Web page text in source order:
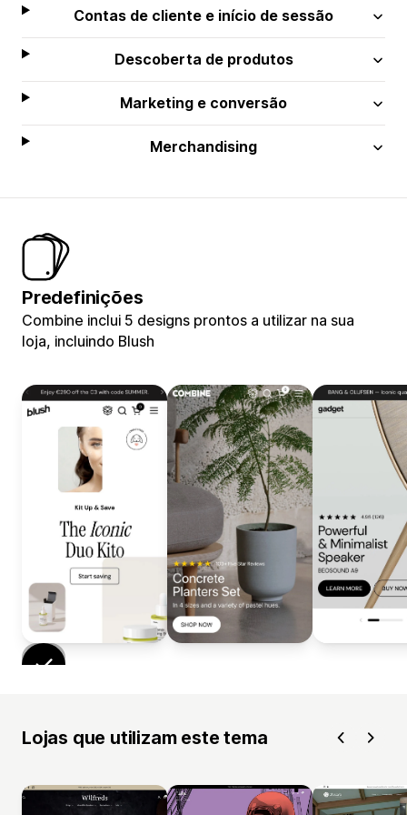
Contas de cliente e início de sessão
Descoberta de produtos
Marketing e conversão
Merchandising
Predefinições
Combine inclui 5 designs prontos a utilizar na sua
loja, incluindo Blush
Lojas que utilizam este tema